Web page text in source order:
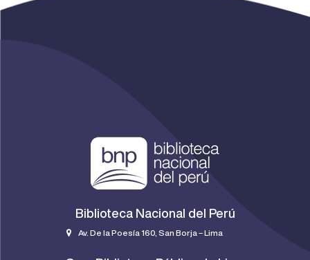
Biblioteca Nacional del Perú
Av. De la Poesía 160, San Borja – Lima